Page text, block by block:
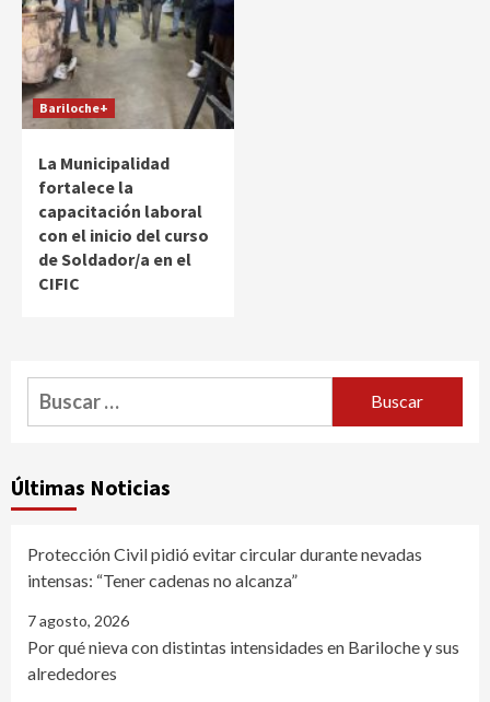
Bariloche+
La Municipalidad
fortalece la
capacitación laboral
con el inicio del curso
de Soldador/a en el
CIFIC
Buscar:
Últimas Noticias
Protección Civil pidió evitar circular durante nevadas
intensas: “Tener cadenas no alcanza”
7 agosto, 2026
Por qué nieva con distintas intensidades en Bariloche y sus
alrededores